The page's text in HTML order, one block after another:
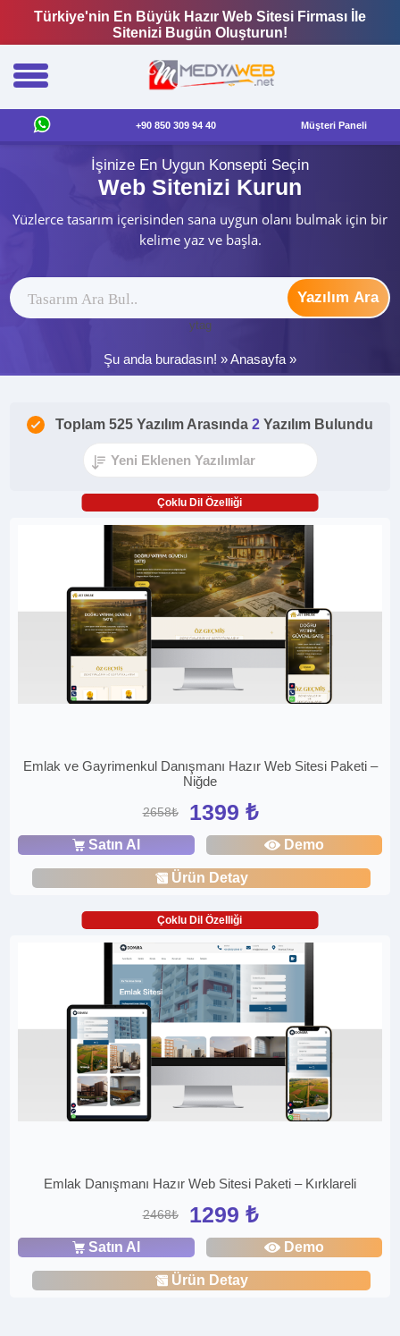
Türkiye'nin En Büyük Hazır Web Sitesi Firması İle
Sitenizi Bugün Oluşturun!
+90 850 309 94 40 Müşteri Paneli
İşinize En Uygun Konsepti Seçin
Web Sitenizi Kurun
Yüzlerce tasarım içerisinden sana uygun olanı bulmak için bir
kelime yaz ve başla.
Yazılım Ara
ytag
Şu anda buradasın! »Anasayfa »
Toplam 525 Yazılım Arasında 2 Yazılım Bulundu
Çoklu Dil Özelliği
Emlak ve Gayrimenkul Danışmanı Hazır Web Sitesi Paketi –
Niğde
2658₺ 1399 ₺
Satın Al Demo
Ürün Detay
Çoklu Dil Özelliği
Emlak Danışmanı Hazır Web Sitesi Paketi – Kırklareli
2468₺ 1299 ₺
Satın Al Demo
Ürün Detay